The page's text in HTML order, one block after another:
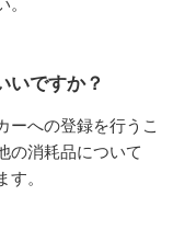
いですか？
ーへの登録を行うこ
の消耗品について
。